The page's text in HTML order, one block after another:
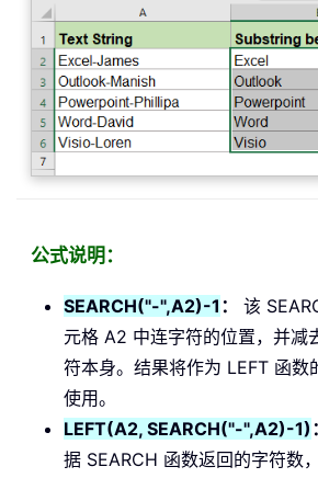
公式说明：
SEARCH("-",A2)-1 ：
该
元格 A2 中连字符的位置，并减
符本身。结果将作为 LEFT 函数
使用。
LEFT(A2, SEARCH("-",A2)-1) ：
据 SEARCH 函数返回的字符数